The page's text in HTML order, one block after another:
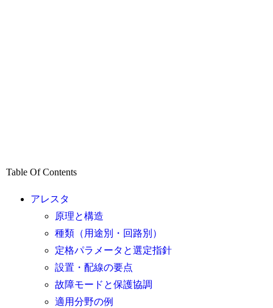
Table Of Contents
アレスタ
原理と構造
種類（用途別・回路別）
定格パラメータと選定指針
設置・配線の要点
故障モードと保護協調
適用分野の例